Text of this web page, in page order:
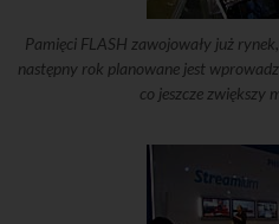
Pamięci FLASH zawojowały już
następny rok planowane jest
co jeszcze zwiększy